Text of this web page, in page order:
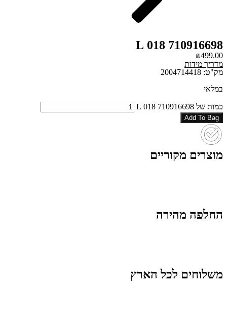
710916698 018 L
₪499.00
מדריך מידות
מק"ט: 2004714418
במלאי
כמות של 710916698 018 L
Add To Bag
מוצרים מקוריים
החלפה מהירה
משלוחים לכל הארץ